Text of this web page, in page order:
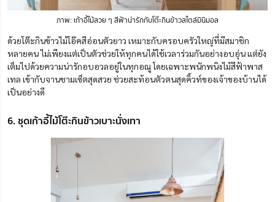
ภาพ: เก้าอี้ไม้สวย ๆ สีฟ้าน่ารักกับโต๊ะกินข้าวสไตล์มินิมอล
ด้วยโต๊ะกินข้าวไม้โอ๊คสีอ่อนตัวยาว เหมาะกับครอบครัวใหญ่ที่มีสมาชิก
หลายคน ไม่เพียงแต่เป็นตัวช่วยให้ทุกคนได้ใช้เวลาร่วมกันอย่างอบอุ่น แต่ยัง
เต็มไปด้วยความน่ารักอบอวลอยู่ในทุกอณู โดยเฉพาะพนักพนิงไม้สีฟ้าพาส
เทล เข้ากับจานชามเซ็ตสุดสวย ช่วยสะท้อนตัวตนสุดคิ้วท์ของเจ้าของบ้านได้
เป็นอย่างดี
6. ชุดเก้าอี้ไม้โต๊ะกินข้าวเบาะนั่งเทา